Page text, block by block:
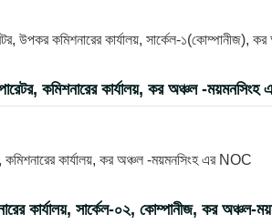
উপকর কমিশনারের কার্যালয়, সার্কেল-১(কোম্পানীজ),
কমিশনারের কার্যালয়, কর অঞ্চল -
কমিশনারের কার্যালয়, কর অঞ্চল -ময়মনসিংহ এর NOC
কার্যালয়, সার্কেল-০২, কোম্পানীজ, কর অঞ্চল-